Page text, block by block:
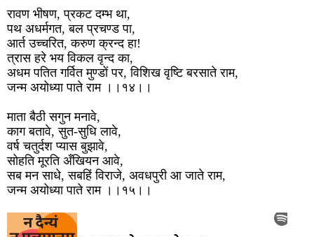
रावण भीषण, प्रकट दम्भ था,
पथ अधर्मगत, बल प्रचण्ड पा,
आर्त उच्चरित, करुण क्रन्द हा!
त्रास हरे भय विकल वृन्द का,
अधम पतित गर्वित मुण्डों पर, विशिख वृष्टि बरसाते राम,
जन्म अयोध्या पाते राम ।।१४।।
माता बैठी सगुन मनावे,
काग बतावे, सुत-सुधि लावे,
वर्ष चतुर्दश प्यास बुझावे,
सोहति मूरति अँखियन आवे,
सब मन साधे, सबहिं विराजे, अवधपुरी आ जाते राम,
जन्म अयोध्या पाते राम ।।१५।।